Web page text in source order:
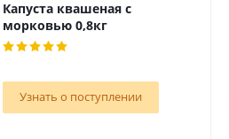
Капуста квашеная с
морковью 0,8кг
Узнать о поступлении